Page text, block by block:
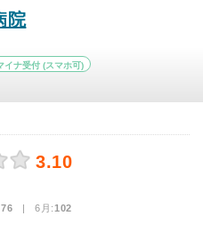
院
イナ受付 (スマホ可)
3.10
76 | 6月:102